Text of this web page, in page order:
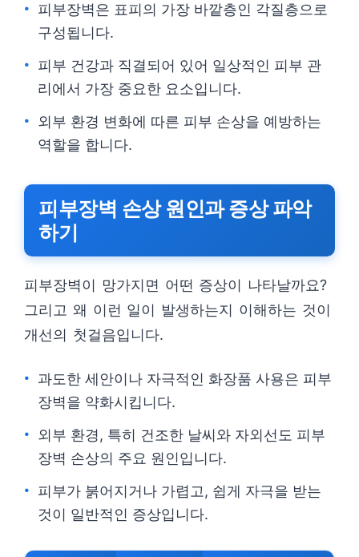
피부장벽은 표피의 가장 바깥층인 각질층으로
구성됩니다.
피부 건강과 직결되어 있어 일상적인 피부 관
리에서 가장 중요한 요소입니다.
외부 환경 변화에 따른 피부 손상을 예방하는
역할을 합니다.
피부장벽 손상 원인과 증상 파악
하기
피부장벽이 망가지면 어떤 증상이 나타날까요?
그리고 왜 이런 일이 발생하는지 이해하는 것이
개선의 첫걸음입니다.
과도한 세안이나 자극적인 화장품 사용은 피부
장벽을 약화시킵니다.
외부 환경, 특히 건조한 날씨와 자외선도 피부
장벽 손상의 주요 원인입니다.
피부가 붉어지거나 가렵고, 쉽게 자극을 받는
것이 일반적인 증상입니다.